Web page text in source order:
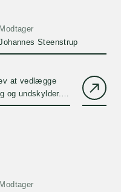
Modtager
Steenstrup
at vedlægge
og undskylder.
Modtager